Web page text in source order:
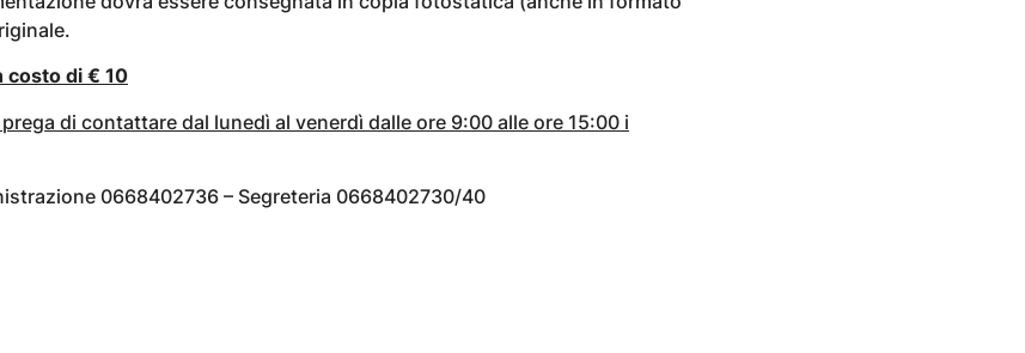
costo di € 10
di contattare dal lunedì al venerdì dalle ore 9:00 alle ore 15:00 i
0668402736 – Segreteria 0668402730/40